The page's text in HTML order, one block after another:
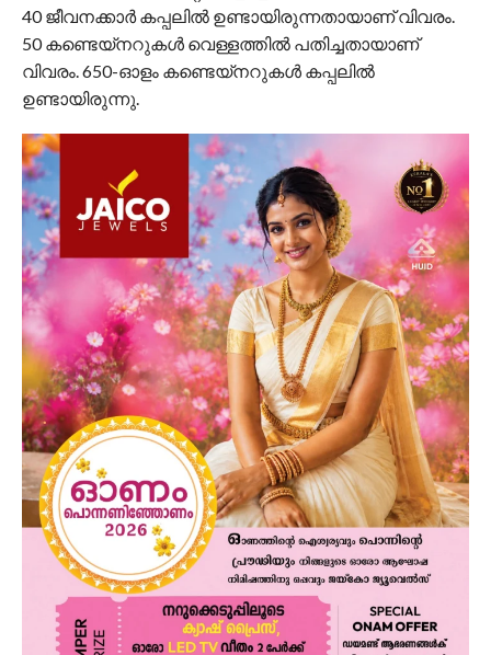
40 ജീവനക്കാര്‍ കപ്പലില്‍ ഉണ്ടായിരുന്നതായാണ് വിവരം.
50 കണ്ടെയ്‌നറുകള്‍ വെള്ളത്തില്‍ പതിച്ചതായാണ്
വിവരം. 650-ഓളം കണ്ടെയ്‌നറുകള്‍ കപ്പലില്‍
ഉണ്ടായിരുന്നു.